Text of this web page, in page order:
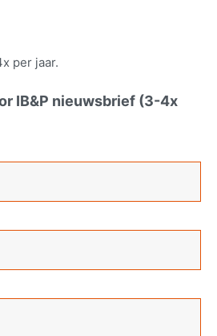
per jaar.
IB&P nieuwsbrief (3-4x